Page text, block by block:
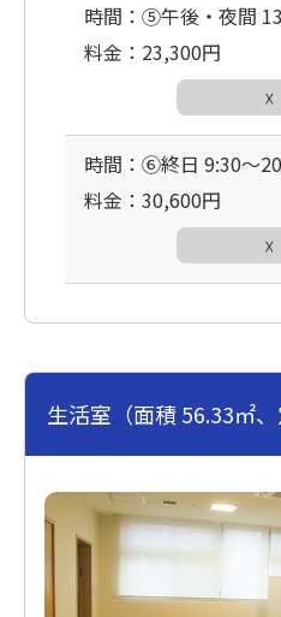
時間：⑤午後・夜間
料金：23,300円
☓
時間：⑥終日 9:30〜
料金：30,600円
☓
生活室（面積 56.33㎡、